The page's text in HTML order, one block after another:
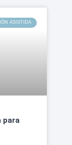
ASISTIDA
para